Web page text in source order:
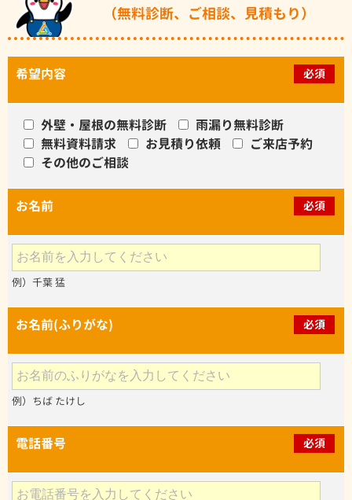
（無料診断、ご相談、見積もり）
希望内容 必須
外壁・屋根の無料診断
雨漏り無料診断
無料資料請求
お見積り依頼
ご来店予約
その他のご相談
お名前 必須
例）千葉 猛
お名前(ふりがな) 必須
例）ちば たけし
電話番号 必須